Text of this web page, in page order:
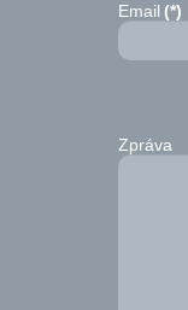
Email (*)
Zpráva